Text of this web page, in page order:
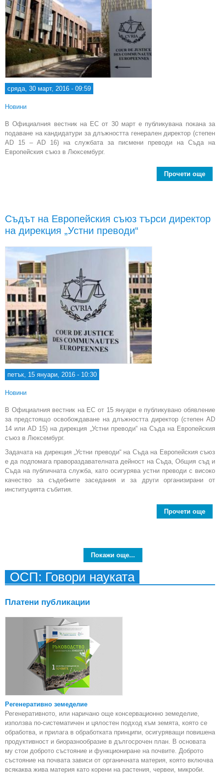
сряда, 30 март, 2016 - 09:59
Новини
В Официалния вестник на ЕС от 30 март е публикувана покана за
подаване на кандидатури за длъжността генерален директор (степен
AD 15 – AD 16) на службата за писмени преводи на Съда на
Европейския съюз в Люксембург.
Прочети още
Съдът на Европейския съюз търси директор
на дирекция „Устни преводи“
петък, 15 януари, 2016 - 10:30
Новини
В Официалния вестник на ЕС от 15 януари е публикувано обявление
за предстоящо освобождаване на длъжността директор (степен AD
14 или AD 15) на дирекция „Устни преводи“ на Съда на Европейския
съюз в Люксембург.
Задачата на дирекция „Устни преводи“ на Съда на Европейския съюз
е да подпомага правораздавателната дейност на Съда, Общия съд и
Съда на публичната служба, като осигурява устни преводи с високо
качество за съдебните заседания и за други организирани от
институцията събития.
Прочети още
Покажи още...
ОСП: Говори науката
Платени публикации
Регенеративно земеделие
Регенеративното, или наричано още консервационно земеделие,
използва по-систематичен и цялостен подход към земята, която се
обработва, и прилага в обработката принципи, осигуряващи повишена
продуктивност и биоразнообразие в дългосрочен план. В основата
му стои доброто състояние и функциониране на почвите. Доброто
състояние на почвата зависи от органичната материя, която включва
всякаква жива материя като корени на растения, червеи, микроби.